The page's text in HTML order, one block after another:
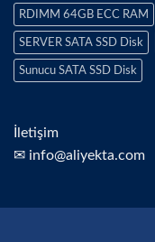
RDIMM 64GB ECC RAM
SERVER SATA SSD Disk
Sunucu SATA SSD Disk
İletişim
✉ info@aliyekta.com